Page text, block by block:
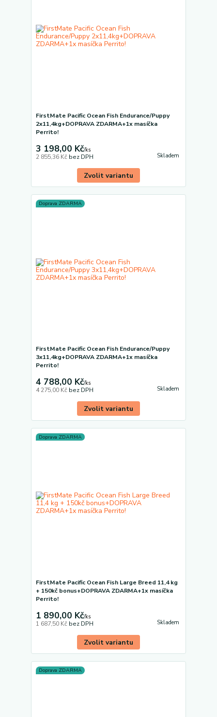
FirstMate Pacific Ocean Fish Endurance/Puppy
2x11,4kg+DOPRAVA ZDARMA+1x masíčka
Perrito!
3 198,00 Kč/ks
2 855,36 Kč bez DPH Skladem
Zvolit variantu
Doprava ZDARMA
FirstMate Pacific Ocean Fish Endurance/Puppy
3x11,4kg+DOPRAVA ZDARMA+1x masíčka
Perrito!
4 788,00 Kč/ks
4 275,00 Kč bez DPH Skladem
Zvolit variantu
Doprava ZDARMA
FirstMate Pacific Ocean Fish Large Breed 11,4 kg
+ 150kč bonus+DOPRAVA ZDARMA+1x masíčka
Perrito!
1 890,00 Kč/ks
1 687,50 Kč bez DPH Skladem
Zvolit variantu
Doprava ZDARMA